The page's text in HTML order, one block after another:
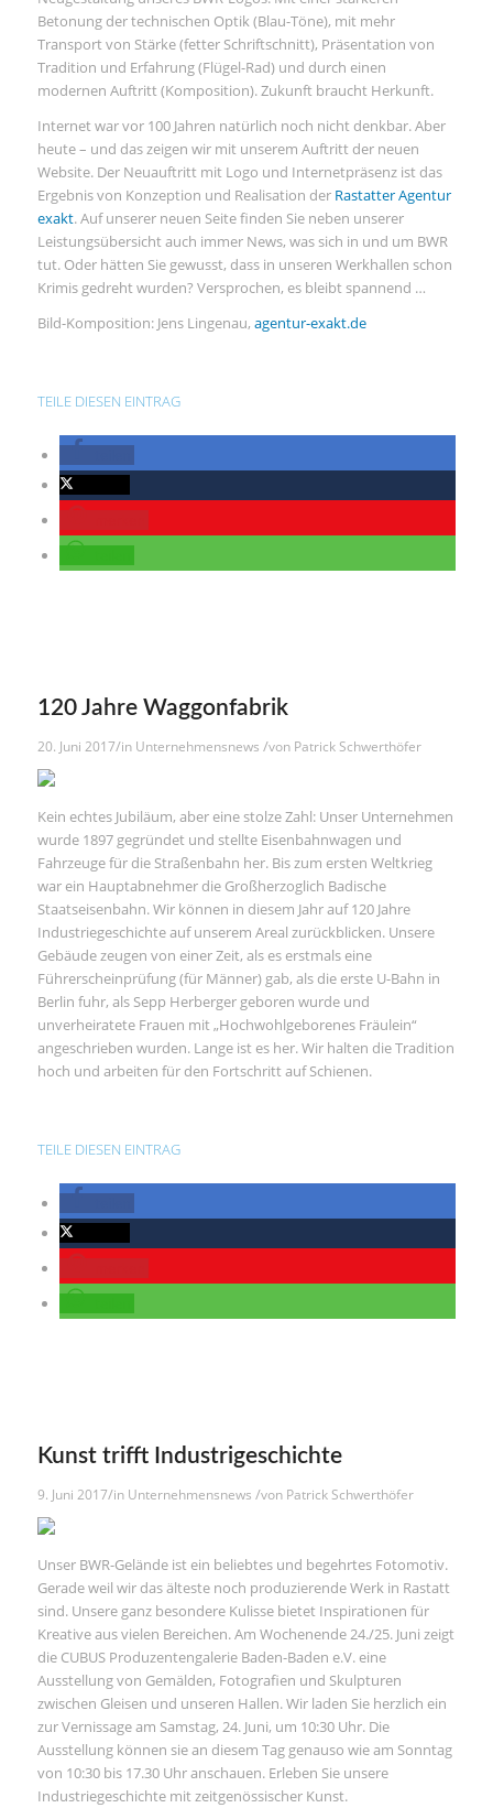
Betonung der technischen Optik (Blau-Töne), mit mehr
Transport von Stärke (fetter Schriftschnitt), Präsentation von
Tradition und Erfahrung (Flügel-Rad) und durch einen
modernen Auftritt (Komposition). Zukunft braucht Herkunft.
Internet war vor 100 Jahren natürlich noch nicht denkbar. Aber
heute – und das zeigen wir mit unserem Auftritt der neuen
Website. Der Neuauftritt mit Logo und Internetpräsenz ist das
Ergebnis von Konzeption und Realisation der Rastatter Agentur
exakt. Auf unserer neuen Seite finden Sie neben unserer
Leistungsübersicht auch immer News, was sich in und um BWR
tut. Oder hätten Sie gewusst, dass in unseren Werkhallen schon
Krimis gedreht wurden? Versprochen, es bleibt spannend …
Bild-Komposition: Jens Lingenau, agentur-exakt.de
TEILE DIESEN EINTRAG
120 Jahre Waggonfabrik
20. Juni 2017/in Unternehmensnews /von Patrick Schwerthöfer
Kein echtes Jubiläum, aber eine stolze Zahl: Unser Unternehmen
wurde 1897 gegründet und stellte Eisenbahnwagen und
Fahrzeuge für die Straßenbahn her. Bis zum ersten Weltkrieg
war ein Hauptabnehmer die Großherzoglich Badische
Staatseisenbahn. Wir können in diesem Jahr auf 120 Jahre
Industriegeschichte auf unserem Areal zurückblicken. Unsere
Gebäude zeugen von einer Zeit, als es erstmals eine
Führerscheinprüfung (für Männer) gab, als die erste U-Bahn in
Berlin fuhr, als Sepp Herberger geboren wurde und
unverheiratete Frauen mit „Hochwohlgeborenes Fräulein“
angeschrieben wurden. Lange ist es her. Wir halten die Tradition
hoch und arbeiten für den Fortschritt auf Schienen.
TEILE DIESEN EINTRAG
Kunst trifft Industrigeschichte
9. Juni 2017/in Unternehmensnews /von Patrick Schwerthöfer
Unser BWR-Gelände ist ein beliebtes und begehrtes Fotomotiv.
Gerade weil wir das älteste noch produzierende Werk in Rastatt
sind. Unsere ganz besondere Kulisse bietet Inspirationen für
Kreative aus vielen Bereichen. Am Wochenende 24./25. Juni zeigt
die CUBUS Produzentengalerie Baden-Baden e.V. eine
Ausstellung von Gemälden, Fotografien und Skulpturen
zwischen Gleisen und unseren Hallen. Wir laden Sie herzlich ein
zur Vernissage am Samstag, 24. Juni, um 10:30 Uhr. Die
Ausstellung können sie an diesem Tag genauso wie am Sonntag
von 10:30 bis 17.30 Uhr anschauen. Erleben Sie unsere
Industriegeschichte mit zeitgenössischer Kunst.